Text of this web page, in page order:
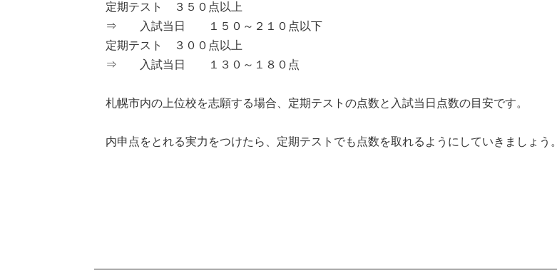
定期テスト ３５０点以上
⇒ 入試当日 １５０～２１０点以下
定期テスト ３００点以上
⇒ 入試当日 １３０～１８０点
札幌市内の上位校を志願する場合、定期テストの点数と入試当日点数の目安です。
内申点をとれる実力をつけたら、定期テストでも点数を取れるようにしていきましょう。